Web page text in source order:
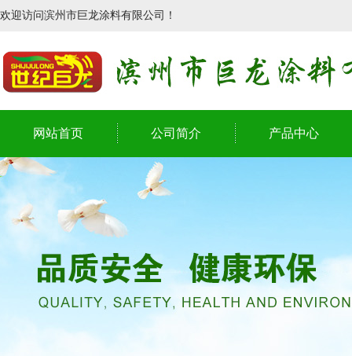
欢迎访问滨州市巨龙涂料有限公司！
网站首页 公司简介 产品中心